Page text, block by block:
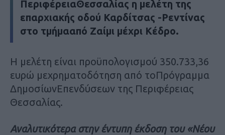
ΠεριφέρειαΘεσσαλίας η μελέτη της
επαρχιακής οδού Καρδίτσας -Ρεντίνας
στο τμήμααπό Ζαίμι μέχρι Κέδρο.
Η μελέτη είναι προϋπολογισμού 350.733,36
ευρώ μεχρηματοδότηση από τοΠρόγραμμα
ΔημοσίωνΕπενδύσεων της Περιφέρειας
Θεσσαλίας.
Αναλυτικότερα στην έντυπη έκδοση του «Νέου